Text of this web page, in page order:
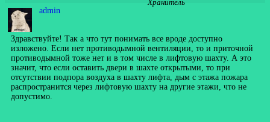
admin
Хранитель
Здравствуйте! Так а что тут понимать все вроде доступно
изложено. Если нет противодымной вентиляции, то и приточной
противодымной тоже нет и в том числе в лифтовую шахту. А это
значит, что если оставить двери в шахте открытыми, то при
отсутствии подпора воздуха в шахту лифта, дым с этажа пожара
распространится через лифтовую шахту на другие этажи, что не
допустимо.